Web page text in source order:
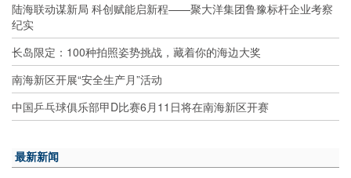
陆海联动谋新局 科创赋能启新程——聚大洋集团鲁豫标杆企业考察
纪实
长岛限定：100种拍照姿势挑战，藏着你的海边大奖
南海新区开展“安全生产月”活动
中国乒乓球俱乐部甲D比赛6月11日将在南海新区开赛
最新新闻